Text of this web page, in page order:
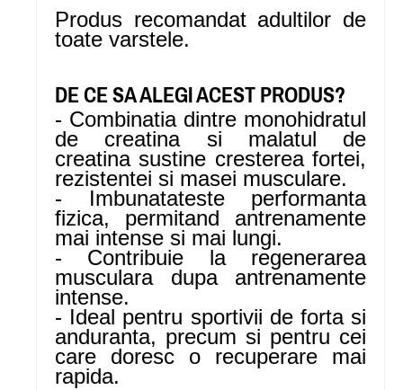
Produs recomandat adultilor de
toate varstele.
DE CE SA ALEGI ACEST PRODUS?
- Combinatia dintre monohidratul
de creatina si malatul de
creatina sustine cresterea fortei,
rezistentei si masei musculare.
- Imbunatateste performanta
fizica, permitand antrenamente
mai intense si mai lungi.
- Contribuie la regenerarea
musculara dupa antrenamente
intense.
- Ideal pentru sportivii de forta si
anduranta, precum si pentru cei
care doresc o recuperare mai
rapida.